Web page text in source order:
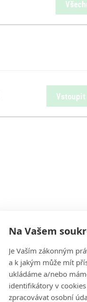
Na Vašem
Je Vaším zákonným
a k jakým může mít
ukládáme a/nebo
identifikátory v
zpracovávat osobní